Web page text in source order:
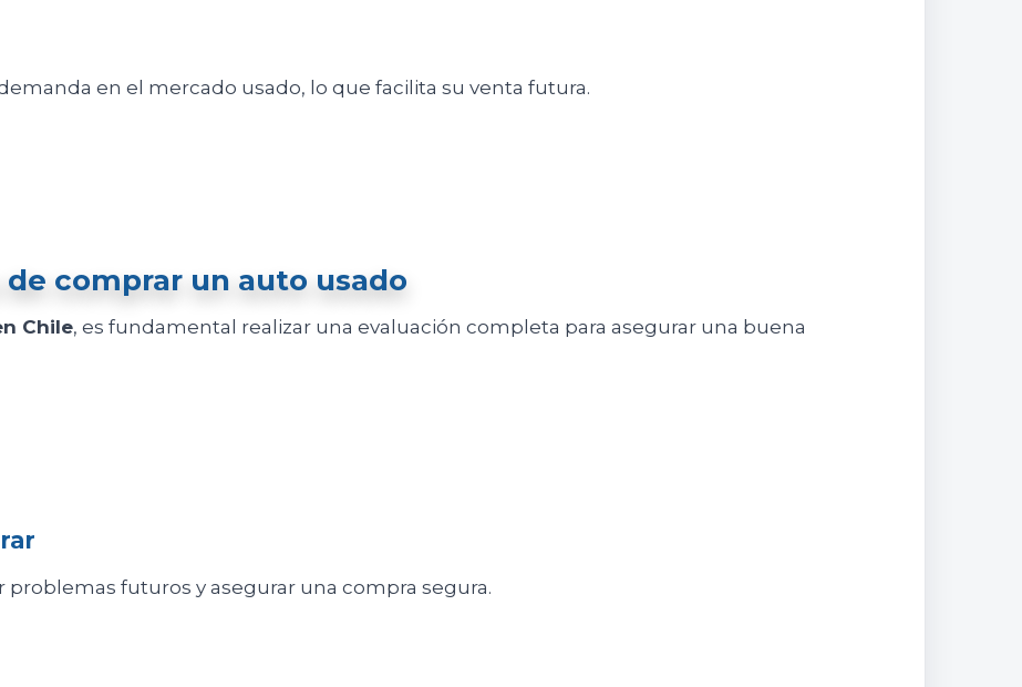
en el mercado usado, lo que facilita su venta futura.
comprar un auto usado
Chile, es fundamental realizar una evaluación completa para asegurar una buena
futuros y asegurar una compra segura.